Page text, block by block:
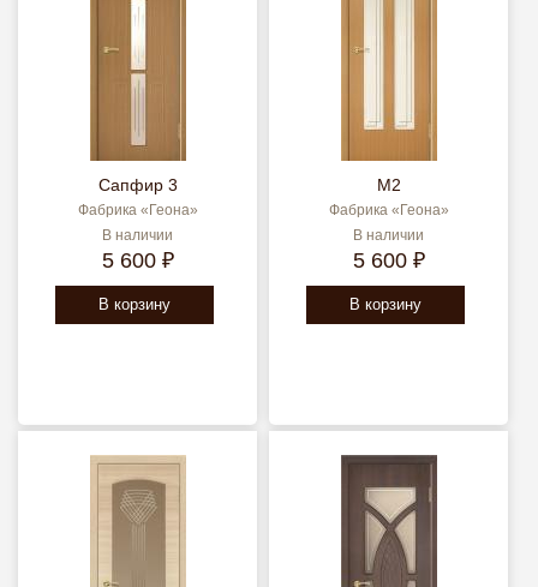
Сапфир 3
Фабрика «Геона»
В наличии
5 600 ₽
В корзину
М2
Фабрика «Геона»
В наличии
5 600 ₽
В корзину